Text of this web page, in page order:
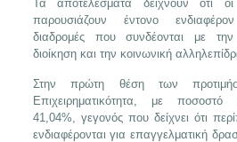
Τα αποτελέσματα δείχνουν ότι
παρουσιάζουν έντονο
διαδρομές που συνδέονται με την
διοίκηση και την κοινωνική
Στην πρώτη θέση των
Επιχειρηματικότητα, με ποσοστό
41,04%, γεγονός που δείχνει ότι
ενδιαφέρονται για επαγγελματική